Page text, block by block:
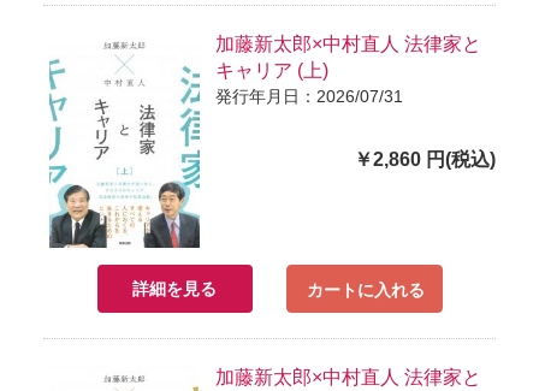
加藤新太郎×中村直人 法律家と
キャリア (上)
発行年月日：2026/07/31
￥2,860 円(税込)
詳細を見る カートに入れる
加藤新太郎×中村直人 法律家と